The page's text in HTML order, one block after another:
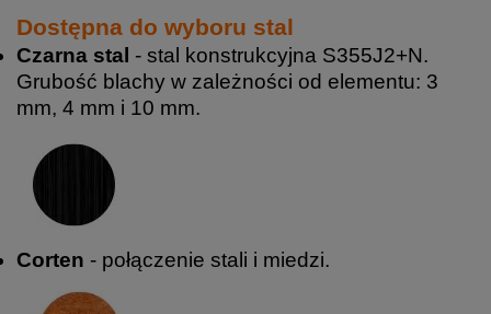
Dostępna do wyboru stal
Czarna stal - stal konstrukcyjna S355J2+N.
Grubość blachy w zależności od elementu: 3
mm, 4 mm i 10 mm.
Corten - połączenie stali i miedzi.